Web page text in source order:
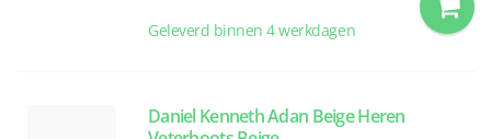
Geleverd binnen 4 werkdagen
Daniel Kenneth Adan Beige Heren